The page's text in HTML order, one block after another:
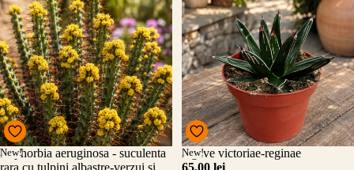
Adăugați
New!
Euphorbia aeruginosa - suculenta
New!
Agave victoriae-reginae